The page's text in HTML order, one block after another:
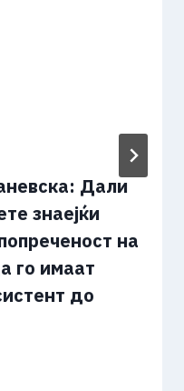
Дали
знаејќи
на
го имаат
до